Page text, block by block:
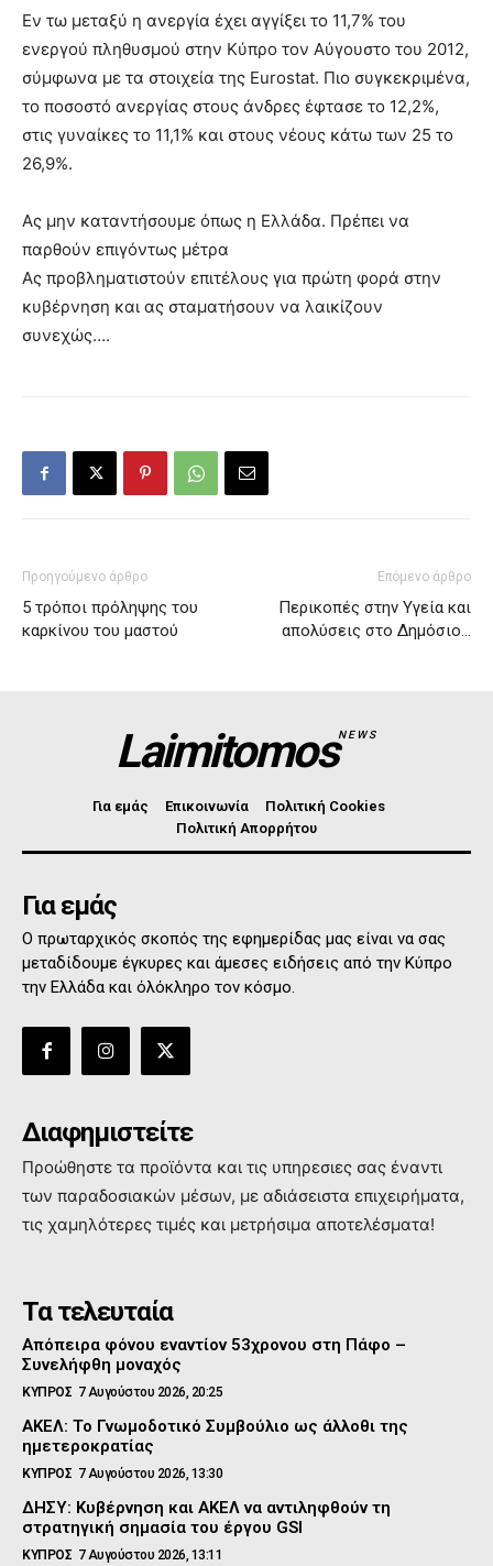
Εν τω μεταξύ η ανεργία έχει αγγίξει το 11,7% του
ενεργού πληθυσμού στην Κύπρο τον Αύγουστο του 2012,
σύμφωνα με τα στοιχεία της Εurostat. Πιο συγκεκριμένα,
το ποσοστό ανεργίας στους άνδρες έφτασε το 12,2%,
στις γυναίκες το 11,1% και στους νέους κάτω των 25 το
26,9%.
Ας μην καταντήσουμε όπως η Ελλάδα. Πρέπει να
παρθούν επιγόντως μέτρα
Ας προβληματιστούν επιτέλους για πρώτη φορά στην
κυβέρνηση και ας σταματήσουν να λαικίζουν
συνεχώς….
Προηγούμενο άρθρο
5 τρόποι πρόληψης του
καρκίνου του μαστού
Επόμενο άρθρο
Περικοπές στην Υγεία και
απολύσεις στο Δημόσιο…
LaimitomosNEWS
Για εμάς Επικοινωνία
Πολιτική Cookies
Πολιτική Απορρήτου
Για εμάς
Ο πρωταρχικός σκοπός της εφημερίδας μας είναι να σας
μεταδίδουμε έγκυρες και άμεσες ειδήσεις από την Κύπρο
την Ελλάδα και όλόκληρο τον κόσμο.
Διαφημιστείτε
Προώθηστε τα προϊόντα και τις υπηρεσιες σας έναντι
των παραδοσιακών μέσων, με αδιάσειστα επιχειρήματα,
τις χαμηλότερες τιμές και μετρήσιμα αποτελέσματα!
Τα τελευταία
Απόπειρα φόνου εναντίον 53χρονου στη Πάφο –
Συνελήφθη μοναχός
ΚΥΠΡΟΣ 7 Αυγούστου 2026, 20:25
ΑΚΕΛ: Το Γνωμοδοτικό Συμβούλιο ως άλλοθι της
ημετεροκρατίας
ΚΥΠΡΟΣ 7 Αυγούστου 2026, 13:30
ΔΗΣΥ: Κυβέρνηση και ΑΚΕΛ να αντιληφθούν τη
στρατηγική σημασία του έργου GSI
ΚΥΠΡΟΣ 7 Αυγούστου 2026, 13:11